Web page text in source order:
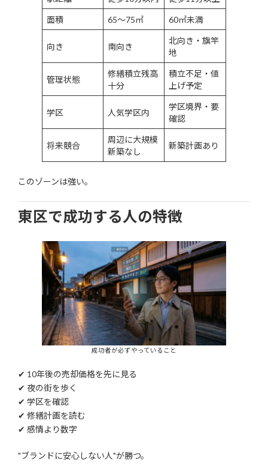
面積 65〜75㎡ 60㎡未満
向き 南向き
北向き・旗竿
地
管理状態
修繕積立残高
十分
積立不足・値
上げ予定
学区 人気学区内
学区境界・要
確認
将来競合
周辺に大規模
新築なし
新築計画あり
このゾーンは強い。
東区で成功する人の特徴
成功者が必ずやっていること
✔ 10年後の売却価格を先に見る
✔ 夜の街を歩く
✔ 学区を確認
✔ 修繕計画を読む
✔ 感情より数字
"ブランドに安心しない人"が勝つ。